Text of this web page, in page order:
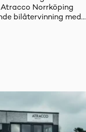
Norrköping
bilåtervinning med…